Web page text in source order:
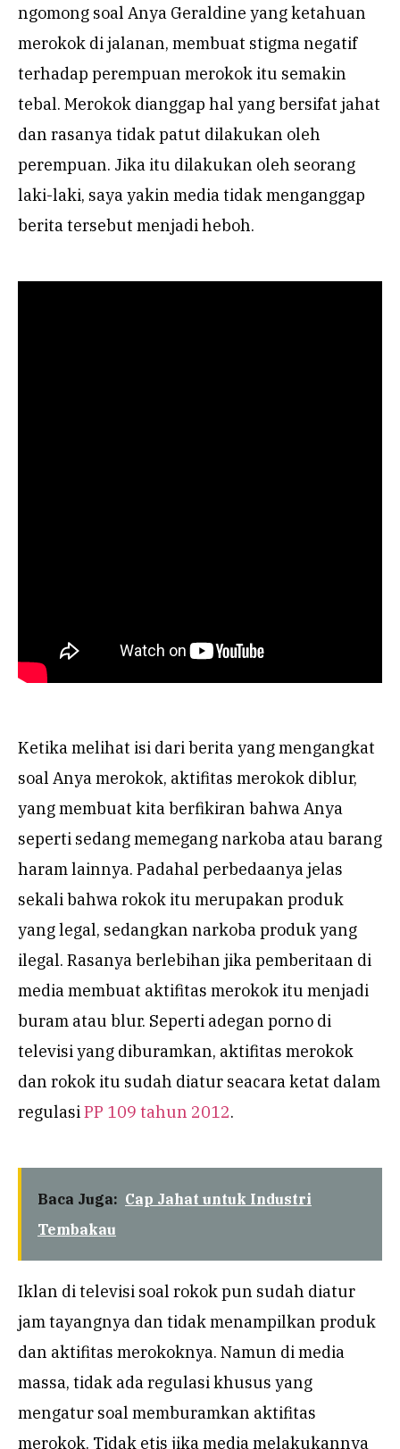
ngomong soal Anya Geraldine yang ketahuan
merokok di jalanan, membuat stigma negatif
terhadap perempuan merokok itu semakin
tebal. Merokok dianggap hal yang bersifat jahat
dan rasanya tidak patut dilakukan oleh
perempuan. Jika itu dilakukan oleh seorang
laki-laki, saya yakin media tidak menganggap
berita tersebut menjadi heboh.
Ketika melihat isi dari berita yang mengangkat
soal Anya merokok, aktifitas merokok diblur,
yang membuat kita berfikiran bahwa Anya
seperti sedang memegang narkoba atau barang
haram lainnya. Padahal perbedaanya jelas
sekali bahwa rokok itu merupakan produk
yang legal, sedangkan narkoba produk yang
ilegal. Rasanya berlebihan jika pemberitaan di
media membuat aktifitas merokok itu menjadi
buram atau blur. Seperti adegan porno di
televisi yang diburamkan, aktifitas merokok
dan rokok itu sudah diatur seacara ketat dalam
regulasiPP 109 tahun 2012.
Baca Juga: Cap Jahat untuk Industri
Tembakau
Iklan di televisi soal rokok pun sudah diatur
jam tayangnya dan tidak menampilkan produk
dan aktifitas merokoknya. Namun di media
massa, tidak ada regulasi khusus yang
mengatur soal memburamkan aktifitas
merokok. Tidak etis jika media melakukannya